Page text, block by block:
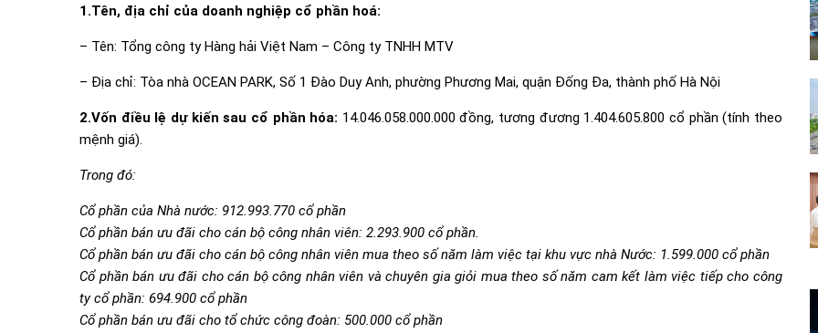
1.Tên, địa chỉ của doanh nghiệp cổ phần hoá:
– Tên: Tổng công ty Hàng hải Việt Nam – Công ty TNHH MTV
– Địa chỉ: Tòa nhà OCEAN PARK, Số 1 Đào Duy Anh, phường Phương Mai, quận Đống Đa, thành phố Hà Nội
2.Vốn điều lệ dự kiến sau cổ phần hóa: 14.046.058.000.000 đồng, tương đương 1.404.605.800 cổ phần (tính theo
mệnh giá).
Trong đó:
Cổ phần của Nhà nước: 912.993.770 cổ phần
Cổ phần bán ưu đãi cho cán bộ công nhân viên: 2.293.900 cổ phần.
Cổ phần bán ưu đãi cho cán bộ công nhân viên mua theo số năm làm việc tại khu vực nhà Nước: 1.599.000 cổ phần
Cổ phần bán ưu đãi cho cán bộ công nhân viên và chuyên gia giỏi mua theo số năm cam kết làm việc tiếp cho công
ty cổ phần: 694.900 cổ phần
Cổ phần bán ưu đãi cho tổ chức công đoàn: 500.000 cổ phần